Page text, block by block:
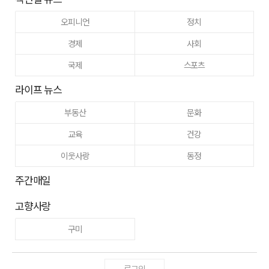
오피니언
정치
경제
사회
국제
스포츠
라이프 뉴스
부동산
문화
교육
건강
이웃사랑
동정
주간매일
고향사랑
구미